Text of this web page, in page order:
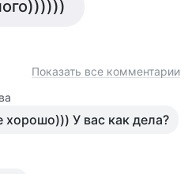
Показать все комментарии
хорошо))) У вас как дела?